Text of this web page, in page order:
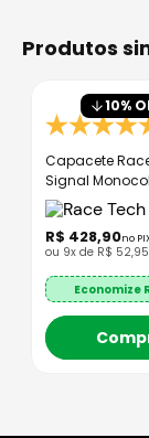
produtos
10%
Capacete
Signal
R$ 428,90no
ou 9x de R$ 52,95
Economize